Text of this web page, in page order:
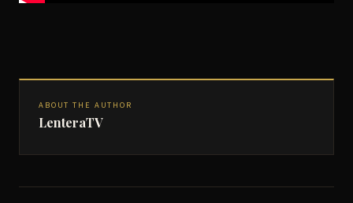
ABOUT THE AUTHOR
LenteraTV